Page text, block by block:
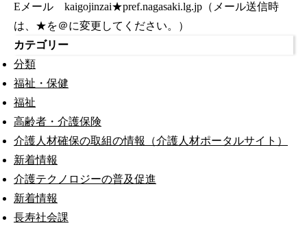
Eメール kaigojinzai★pref.nagasaki.lg.jp（メール送信時
は、★を＠に変更してください。）
カテゴリー
分類
福祉・保健
福祉
高齢者・介護保険
介護人材確保の取組の情報（介護人材ポータルサイト）
新着情報
介護テクノロジーの普及促進
新着情報
長寿社会課